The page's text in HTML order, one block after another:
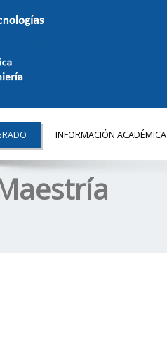
INFORMACIÓN ACADÉMICA